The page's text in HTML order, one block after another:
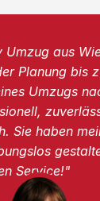
Umzug aus
Planung bis
Umzugs
Sie haben
Service!"